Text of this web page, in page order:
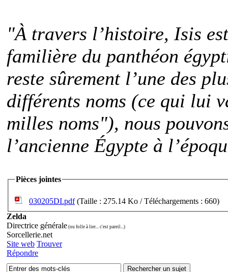
"À travers l’histoire, Isis
familière du panthéon
reste sûrement l’une des
différents noms (ce qui lui
milles noms"), nous
l’ancienne Égypte à
Pièces jointes
030205DI.pdf(Taille : 275.14 Ko / Téléchargements : 660)
Zelda
Directrice générale (ou folle à lier... c'est pareil...)
Sorcellerie.net
Site web Trouver
Répondre